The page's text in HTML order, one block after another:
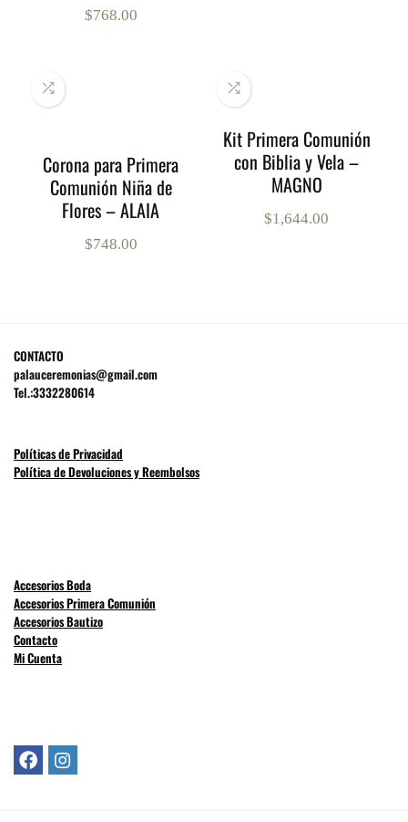
$768.00
Corona para Primera
Comunión Niña de
Flores – ALAIA
$748.00
Kit Primera Comunión
con Biblia y Vela –
MAGNO
$1,644.00
CONTACTO
palauceremonias@gmail.com
Tel.:3332280614
Políticas de Privacidad
Política de Devoluciones y Reembolsos
Accesorios Boda
Accesorios Primera Comunión
Accesorios Bautizo
Contacto
Mi Cuenta